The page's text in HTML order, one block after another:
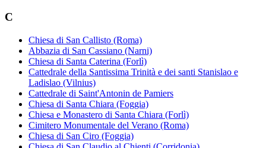
C
Chiesa di San Callisto (Roma)
Abbazia di San Cassiano (Narni)
Chiesa di Santa Caterina (Forlì)
Cattedrale della Santissima Trinità e dei santi Stanislao e
Ladislao (Vilnius)
Cattedrale di Saint'Antonin de Pamiers
Chiesa di Santa Chiara (Foggia)
Chiesa e Monastero di Santa Chiara (Forlì)
Cimitero Monumentale del Verano (Roma)
Chiesa di San Ciro (Foggia)